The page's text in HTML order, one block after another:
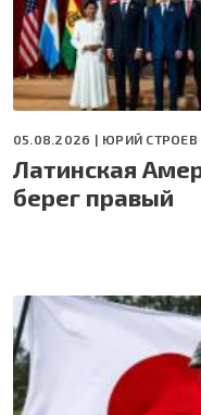
05.08.2026 | ЮРИЙ СТРОЕВ
Латинская
берег правый